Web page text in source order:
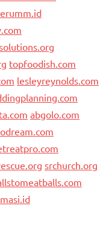
topfoodish.com
lesleyreynolds.com
abgolo.com
srchurch.org